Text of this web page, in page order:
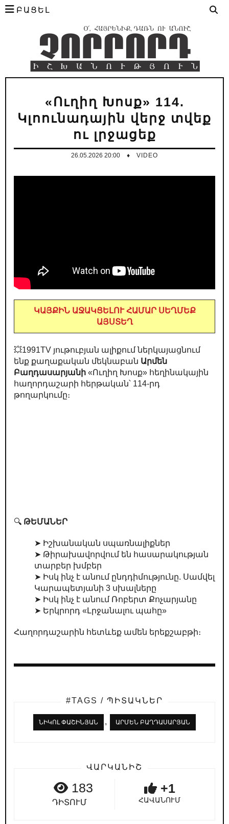
ԲԱՑԵԼ
«Ուղիղ Խոսք» 114.
Կլոունադային վերջ տվեք
ու լրջացեք
26.05.2026 20:00 ♦ VIDEO
ԿԱՅՔԻՆ ԱՋԱԿՑԵԼՈՒ ՀԱՄԱՐ ՍԵՂՄԵՔ
ԱՅՍՏԵՂ
💥1991TV յութուբյան ալիքում ներկայացնում
ենք քաղաքական մեկնաբան Արմեն
Բաղդասարյանի «Ուղիղ Խոսք» հեղինակային
հաղորդաշարի հերթական՝ 114-րդ
թողարկումը։
🔍 ԹԵՄԱՆԵՐ
➤ Իշխանական սպառնալիքներ
➤ Թիրախավորվում են հասարակության
տարբեր խմբեր
➤ Իսկ ինչ է անում ընդդիմությունը. Սամվել
Կարապետյանի 3 սխալները
➤ Իսկ ինչ է անում Ռոբերտ Քոչարյանը
➤ Երկրորդ «Լրջանալու պահը»
Հաղորդաշարին հետևեք ամեն երեքշաբթի։
#TAGS / ՊԻՏԱԿՆԵՐ
ՆԻԿՈԼ ՓԱՇԻՆՅԱՆ , ԱՐՄԵՆ ԲԱՂԴԱՍԱՐՅԱՆ
ՎԱՐԿԱՆԻՇ
183
ԴԻՏՈՒՄ
+1
ՀԱՎԱՆՈՒՄ